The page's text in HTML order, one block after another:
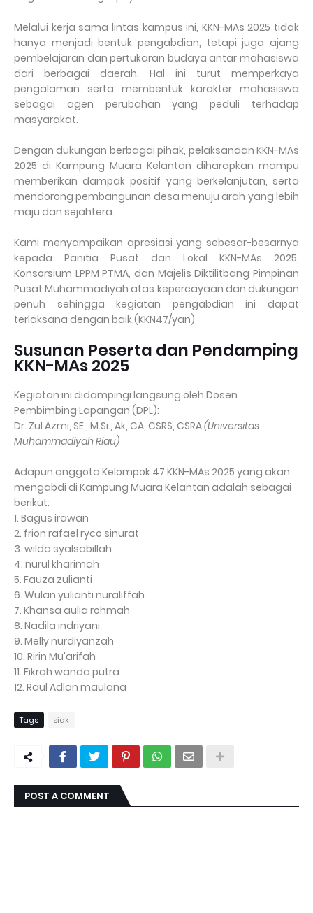
Melalui kerja sama lintas kampus ini, KKN-MAs 2025 tidak
hanya menjadi bentuk pengabdian, tetapi juga ajang
pembelajaran dan pertukaran budaya antar mahasiswa
dari berbagai daerah. Hal ini turut memperkaya
pengalaman serta membentuk karakter mahasiswa
sebagai agen perubahan yang peduli terhadap
masyarakat.
Dengan dukungan berbagai pihak, pelaksanaan KKN-MAs
2025 di Kampung Muara Kelantan diharapkan mampu
memberikan dampak positif yang berkelanjutan, serta
mendorong pembangunan desa menuju arah yang lebih
maju dan sejahtera.
Kami menyampaikan apresiasi yang sebesar-besarnya
kepada Panitia Pusat dan Lokal KKN-MAs 2025,
Konsorsium LPPM PTMA, dan Majelis Diktilitbang Pimpinan
Pusat Muhammadiyah atas kepercayaan dan dukungan
penuh sehingga kegiatan pengabdian ini dapat
terlaksana dengan baik.(KKN47/yan)
Susunan Peserta dan Pendamping
KKN-MAs 2025
Kegiatan ini didampingi langsung oleh Dosen
Pembimbing Lapangan (DPL):
Dr. Zul Azmi, SE., M.Si., Ak, CA, CSRS, CSRA(Universitas
Muhammadiyah Riau)
Adapun anggota Kelompok 47 KKN-MAs 2025 yang akan
mengabdi di Kampung Muara Kelantan adalah sebagai
berikut:
1. Bagus irawan
2. frion rafael ryco sinurat
3. wilda syalsabillah
4. nurul kharimah
5. Fauza zulianti
6. Wulan yulianti nuraliffah
7. Khansa aulia rohmah
8. Nadila indriyani
9. Melly nurdiyanzah
10. Ririn Mu'arifah
11. Fikrah wanda putra
12. Raul Adlan maulana
Tags siak
POST A COMMENT